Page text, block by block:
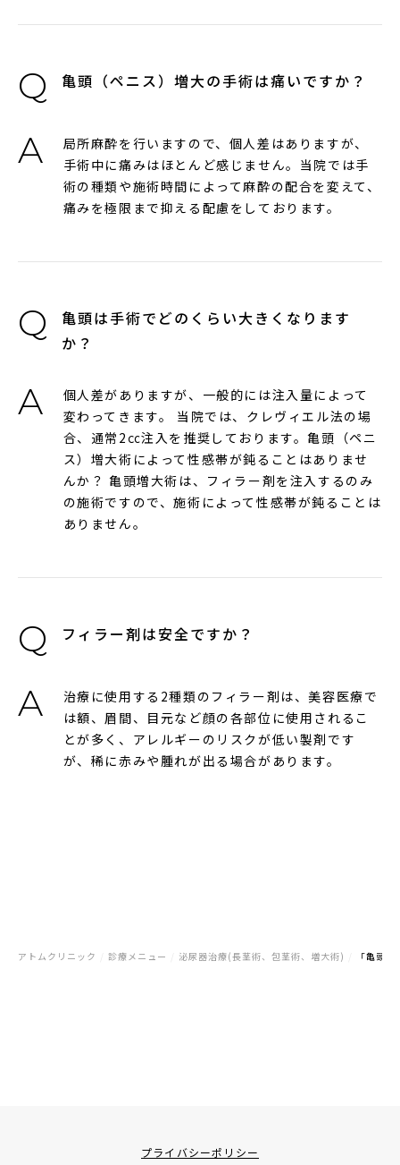
亀頭（ペニス）増大の手術は痛いですか？
局所麻酔を行いますので、個人差はありますが、
手術中に痛みはほとんど感じません。当院では手
術の種類や施術時間によって麻酔の配合を変えて、
痛みを極限まで抑える配慮をしております。
亀頭は手術でどのくらい大きくなります
か？
個人差がありますが、一般的には注入量によって
変わってきます。 当院では、クレヴィエル法の場
合、通常2㏄注入を推奨しております。亀頭（ペニ
ス）増大術によって性感帯が鈍ることはありませ
んか？ 亀頭増大術は、フィラー剤を注入するのみ
の施術ですので、施術によって性感帯が鈍ることは
ありません。
フィラー剤は安全ですか？
治療に使用する2種類のフィラー剤は、美容医療で
は額、眉間、目元など顔の各部位に使用されるこ
とが多く、アレルギーのリスクが低い製剤です
が、稀に赤みや腫れが出る場合があります。
アトムクリニック 診療メニュー 泌尿器治療(長茎術、包茎術、増大術) 「亀頭
プライバシーポリシー